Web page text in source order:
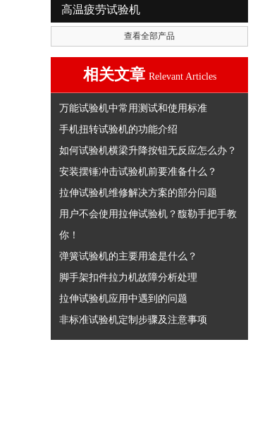
高温疲劳试验机
查看全部产品
相关文章 Relevant Articles
万能试验机中常用测试和使用标准
手机扭转试验机的功能介绍
如何试验机横梁升降按钮无反应怎么办？
安装摆锤冲击试验机前要准备什么？
拉伸试验机维修解决方案的部分问题
用户不会使用拉伸试验机？馥勒手把手教
你！
弹簧试验机的主要用途是什么？
脚手架扣件拉力机故障分析处理
拉伸试验机应用中遇到的问题
非标准试验机定制步骤及注意事项